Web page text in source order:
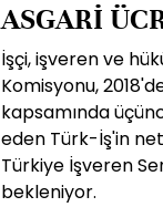
ASGARİ
İşçi, işveren ve
Komisyonu,
kapsamında
eden Türk-İş'in
Türkiye İşveren
bekleniyor.